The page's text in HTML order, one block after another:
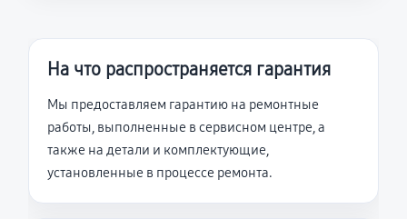
На что распространяется гарантия
Мы предоставляем гарантию на ремонтные
работы, выполненные в сервисном центре, а
также на детали и комплектующие,
установленные в процессе ремонта.